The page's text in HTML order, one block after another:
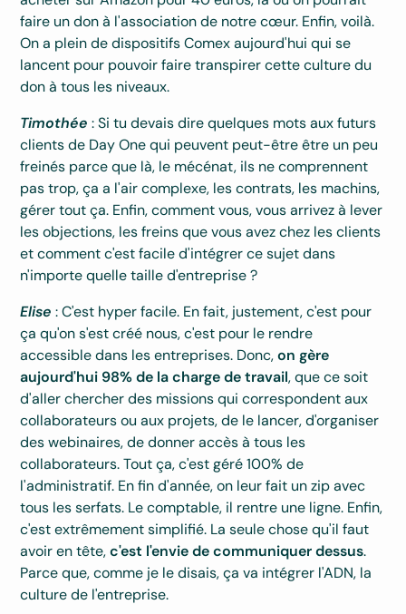
faire un don à l'association de notre cœur. Enfin, voilà.
On a plein de dispositifs Comex aujourd'hui qui se
lancent pour pouvoir faire transpirer cette culture du
don à tous les niveaux.
Timothée: Si tu devais dire quelques mots aux futurs
clients de Day One qui peuvent peut-être être un peu
freinés parce que là, le mécénat, ils ne comprennent
pas trop, ça a l'air complexe, les contrats, les machins,
gérer tout ça. Enfin, comment vous, vous arrivez à lever
les objections, les freins que vous avez chez les clients
et comment c'est facile d'intégrer ce sujet dans
n'importe quelle taille d'entreprise ?
Elise : C'est hyper facile. En fait, justement, c'est pour
ça qu'on s'est créé nous, c'est pour le rendre
accessible dans les entreprises. Donc,on gère
aujourd'hui 98% de la charge de travail, que ce soit
d'aller chercher des missions qui correspondent aux
collaborateurs ou aux projets, de le lancer, d'organiser
des webinaires, de donner accès à tous les
collaborateurs. Tout ça, c'est géré 100% de
l'administratif. En fin d'année, on leur fait un zip avec
tous les serfats. Le comptable, il rentre une ligne. Enfin,
c'est extrêmement simplifié. La seule chose qu'il faut
avoir en tête,c'est l'envie de communiquer dessus.
Parce que, comme je le disais, ça va intégrer l'ADN, la
culture de l'entreprise.